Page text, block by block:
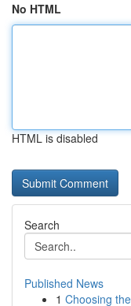
No HTML
HTML is disabled
Search
Published News
1 Choosing